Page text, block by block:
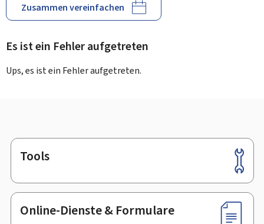
Zusammen vereinfachen
Es ist ein Fehler aufgetreten
Ups, es ist ein Fehler aufgetreten.
Footer
Tools
Online-Dienste & Formulare